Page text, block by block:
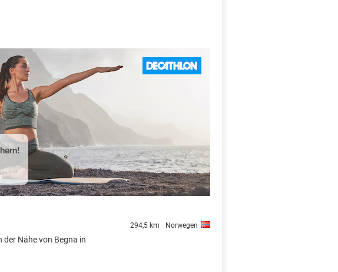
294,5 km Norwegen
der Nähe von Begna in